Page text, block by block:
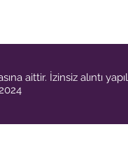
aittir. İzinsiz alıntı